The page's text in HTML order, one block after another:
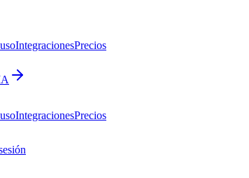
IntegracionesPrecios
IntegracionesPrecios